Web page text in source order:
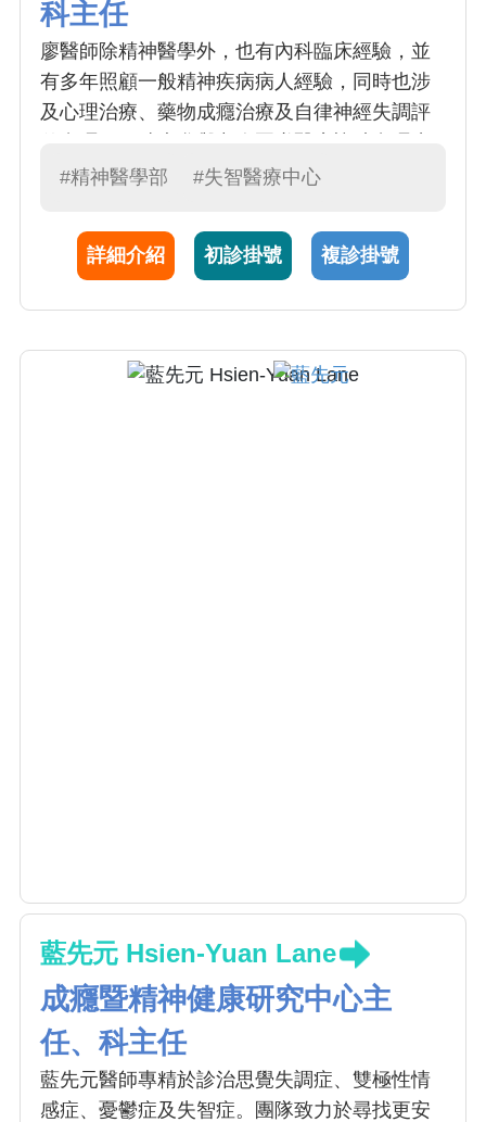
科主任
廖醫師除精神醫學外，也有內科臨床經驗，並
有多年照顧一般精神疾病病人經驗，同時也涉
及心理治療、藥物成癮治療及自律神經失調評
智症、憂鬱及焦慮症。
#精神醫學部 #失智醫療中心
詳細介紹 初診掛號 複診掛號
藍先元 Hsien-Yuan Lane
成癮暨精神健康研究中心主
任、科主任
藍先元醫師專精於診治思覺失調症、雙極性情
感症、憂鬱症及失智症。團隊致力於尋找更安